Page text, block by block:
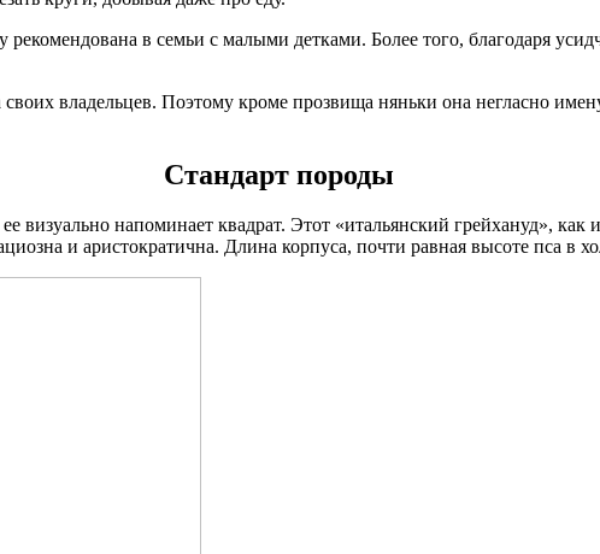
в семьи с малыми детками. Более того, благодаря
владельцев. Поэтому кроме прозвища няньки она негласно
Стандарт породы
напоминает квадрат. Этот «итальянский грейхануд», как
и аристократична. Длина корпуса, почти равная высоте пса в